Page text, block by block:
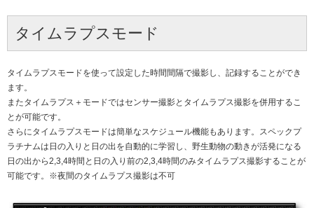
タイムラプスモード
タイムラプスモードを使って設定した時間間隔で撮影し、記録することができ
ます。
またタイムラプス＋モードではセンサー撮影とタイムラプス撮影を併用するこ
とが可能です。
さらにタイムラプスモードは簡単なスケジュール機能もあります。スペックプ
ラチナムは日の入りと日の出を自動的に学習し、野生動物の動きが活発になる
日の出から2,3,4時間と日の入り前の2,3,4時間のみタイムラプス撮影することが
可能です。※夜間のタイムラプス撮影は不可